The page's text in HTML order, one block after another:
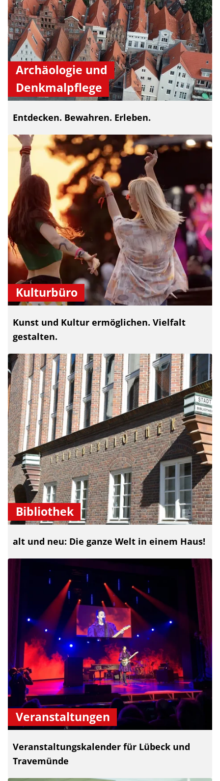
Archäologie und
Denkmalpflege
Entdecken. Bewahren. Erleben.
Kulturbüro
Kunst und Kultur ermöglichen. Vielfalt
gestalten.
Bibliothek
alt und neu: Die ganze Welt in einem Haus!
Veranstaltungen
Veranstaltungskalender für Lübeck und
Travemünde